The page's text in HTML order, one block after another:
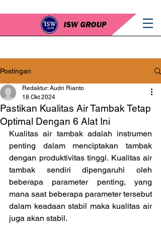
Postingan
Pastikan Kualitas Air Tambak Tetap
Optimal Dengan 6 Alat Ini
Redaktur: Audri Rianto
18 Okt 2024
Kualitas air tambak adalah instrumen
penting dalam menciptakan tambak
dengan produktivitas tinggi. Kualitas air
tambak sendiri dipengaruhi oleh
beberapa parameter penting, yang
mana saat beberapa parameter tersebut
dalam keadaan stabil maka kualitas air
juga akan stabil.